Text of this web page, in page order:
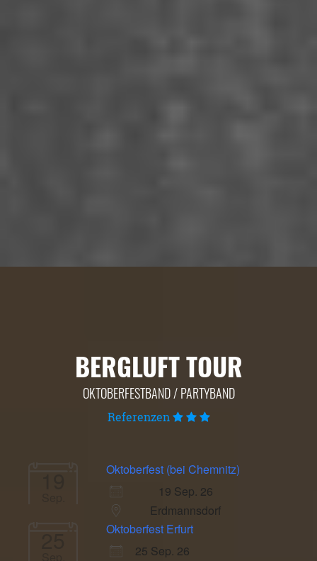
BERGLUFT TOUR
OKTOBERFESTBAND / PARTYBAND
Referenzen
19
Oktoberfest (bei Chemnitz)
19 Sep. 26
Erdmannsdorf
25
Oktoberfest Erfurt
25 Sep. 26